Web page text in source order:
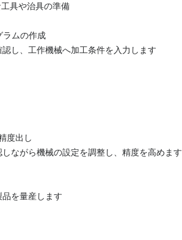
工具や治具の準備
ラムの作成
認し、工作機械へ加工条件を入力します
度出し
しながら機械の設定を調整し、精度を高めます
品を量産します